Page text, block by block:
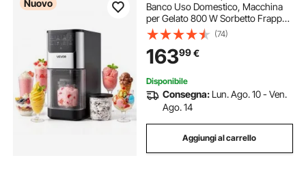
Nuovo
Banco Uso Domestico, Macchina
per Gelato 800 W Sorbetto Frappè
Ice Cream Yogurt a Casa Funzione
di Miscelazione, 7 Modalità, 287 x
168 x 385 mm, Gelatiera per Dolci
(74)
16399€
Disponibile
Consegna: Lun. Ago. 10 - Ven.
Ago. 14
Aggiungi al carrello